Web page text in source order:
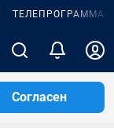
ТЕЛЕПРОГРАММА
Согласен